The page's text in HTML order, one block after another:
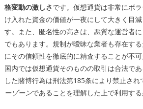
格変動の激しさです。仮想通貨は非常にボ
け入れた資金の価値が一夜にして大きく目
す。また、匿名性の高さは、悪質な運営者
でもあります。規制が曖昧な業者も存在す
にその信頼性を徹底的に精査することが不
国内では仮想通貨そのものの取引は合法で
した賭博行為は刑法第185条により禁止され
ーゾーンであることを理解した上で利用する